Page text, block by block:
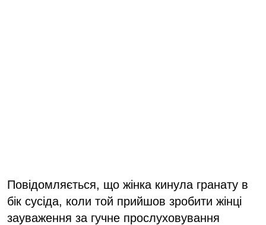
Повідомляється, що жінка кинула гранату в
бік сусіда, коли той прийшов зробити жінці
зауваження за гучне прослуховування